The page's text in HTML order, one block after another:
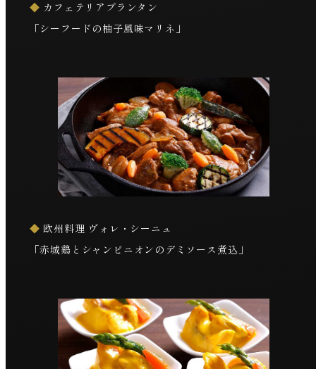
◆ カフェテリアプランタン
「シーフードの柚子風味マリネ」
◆ 欧州料理 ヴォレ・シーニュ
「赤城鶏とシャンピニオンのデミソース煮込」